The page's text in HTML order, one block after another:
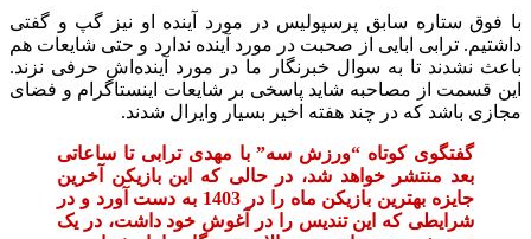
با فوق ستاره سابق پرسپولیس در مورد آینده او نیز گپ و گفتی
داشتیم. ترابی ابایی از صحبت در مورد آینده ندارد و حتی شایعات هم
باعث نشدند تا به سوال خبرنگار ما در مورد آینده‌اش حرفی نزند.
این قسمت از مصاحبه شاید پاسخی بر شایعات اینستاگرام و فضای
مجازی باشد که در چند هفته اخیر بسیار وایرال شدند.
گفتگوی کوتاه “ورزش سه” با مهدی ترابی تا ساعاتی
بعد منتشر خواهد شد، در حالی که این بازیکن آخرین
جایزه بهترین بازیکن ماه را در 1403 به دست آورد و در
شرایطی که این تندیس را در آغوش خود داشت، در یک